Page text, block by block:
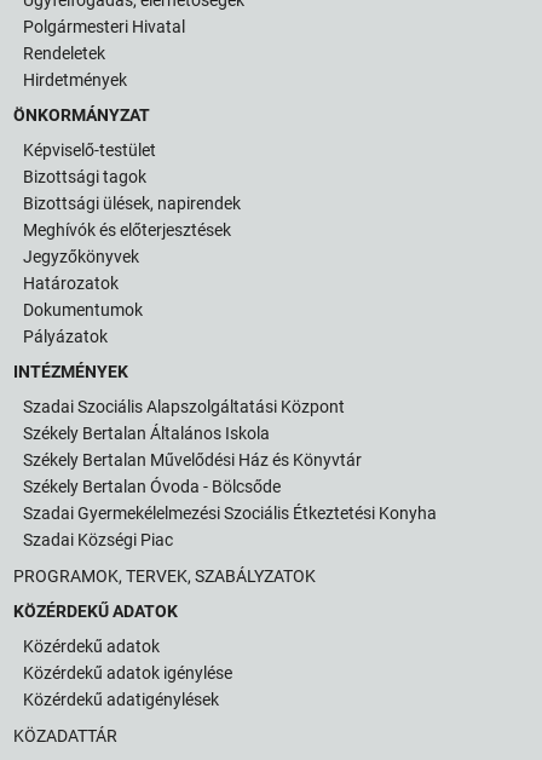
Polgármesteri Hivatal
Rendeletek
Hirdetmények
ÖNKORMÁNYZAT
Képviselő-testület
Bizottsági tagok
Bizottsági ülések, napirendek
Meghívók és előterjesztések
Jegyzőkönyvek
Határozatok
Dokumentumok
Pályázatok
INTÉZMÉNYEK
Szadai Szociális Alapszolgáltatási Központ
Székely Bertalan Általános Iskola
Székely Bertalan Művelődési Ház és Könyvtár
Székely Bertalan Óvoda - Bölcsőde
Szadai Gyermekélelmezési Szociális Étkeztetési Konyha
Szadai Községi Piac
PROGRAMOK, TERVEK, SZABÁLYZATOK
KÖZÉRDEKŰ ADATOK
Közérdekű adatok
Közérdekű adatok igénylése
Közérdekű adatigénylések
KÖZADATTÁR